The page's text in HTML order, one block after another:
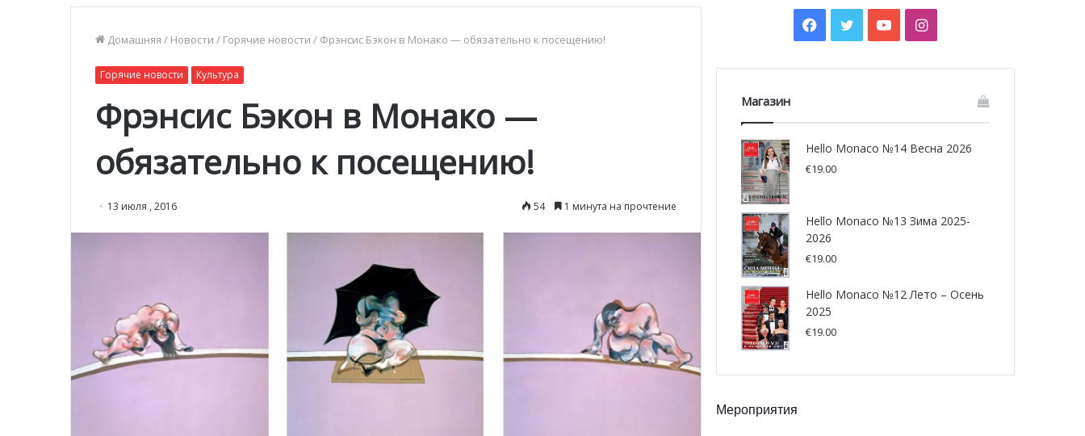
Домашняя / Новости / Горячие новости / Фрэнсис Бэкон в Монако — обязательно к посещению!
Горячие новости Культура
Фрэнсис Бэкон в Монако —
обязательно к посещению!
13 июля , 2016 54 1 минута на прочтение
Facebook
TwitterYouTubeInstagram
Магазин
Hello Monaco №14 Весна 2026
€19.00
Hello Monaco №13 Зима 2025-
2026
€19.00
Hello Monaco №12 Лето – Осень
2025
€19.00
Мероприятия